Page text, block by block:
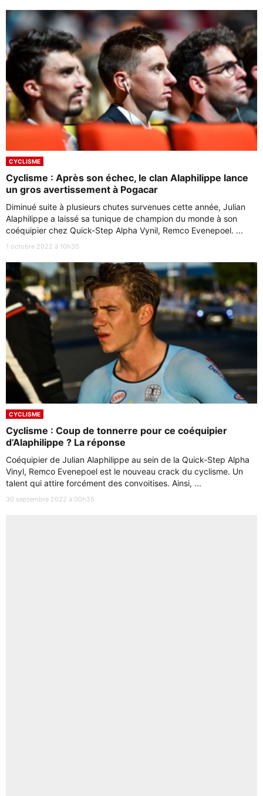
CYCLISME
Cyclisme : Après son échec, le clan Alaphilippe lance
un gros avertissement à Pogacar
Diminué suite à plusieurs chutes survenues cette année, Julian
Alaphilippe a laissé sa tunique de champion du monde à son
coéquipier chez Quick-Step Alpha Vynil, Remco Evenepoel. ...
1 octobre 2022 à 10h35
CYCLISME
Cyclisme : Coup de tonnerre pour ce coéquipier
d’Alaphilippe ? La réponse
Coéquipier de Julian Alaphilippe au sein de la Quick-Step Alpha
Vinyl, Remco Evenepoel est le nouveau crack du cyclisme. Un
talent qui attire forcément des convoitises. Ainsi, ...
30 septembre 2022 à 00h35